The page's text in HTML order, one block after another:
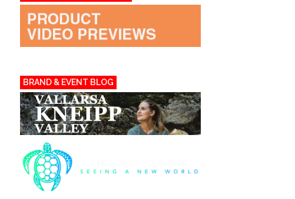
BRAND & EVENT BLOG